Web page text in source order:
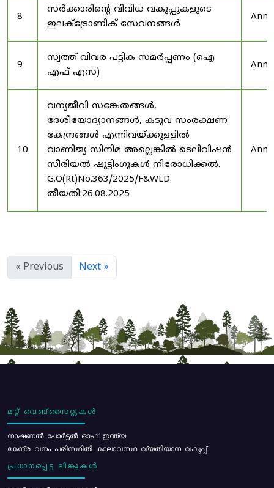
8
സർക്കാരിന്റെ വിവിധ വകുപ്പുകളുടെ
ഇലക്ട്രോണിക് സേവനങ്ങൾ
9
സ്വത്ത് വിവര പട്ടിക സമർപ്പണം (ഐ
എഫ് എസ)
10
വന്യജീവി സങ്കേതങ്ങൾ,
ദേശീയോദ്യാനങ്ങൾ, കടുവ സംരക്ഷണ
കേന്ദ്രങ്ങൾ എന്നിവയ്ക്കുള്ളിൽ
വാണിജ്യ സിനിമ അല്ലെങ്കിൽ ടെലിവിഷൻ
സീരിയൽ ഷൂട്ടിംഗുകൾ നിരോധിക്കൽ.
G.O(Rt)No.363/2025/F&WLD
തീയതി:26.08.2025
« Previous Next »
മറ്റ് വെബ്സൈറ്റുകൾ
നാഷണൽ പോർട്ടൽ ഓഫ് ഇന്ത്യ
കേന്ദ്ര വനം പരിസ്ഥിതി കാലാവസ്ഥ വ്യതിയാന വകുപ്പ്
പ്രധാനപ്പെട്ട ലിങ്കുകൾ